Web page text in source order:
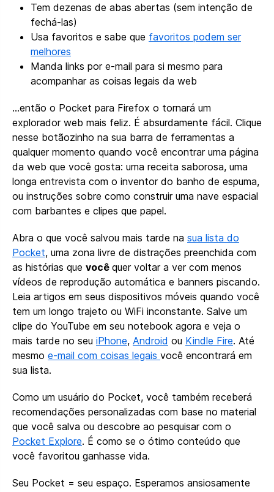
Tem dezenas de abas abertas (sem intenção de
fechá-las)
Usa favoritos e sabe que favoritos podem ser
melhores
Manda links por e-mail para si mesmo para
acompanhar as coisas legais da web
…então o Pocket para Firefox o tornará um
explorador web mais feliz. É absurdamente fácil. Clique
nesse botãozinho na sua barra de ferramentas a
qualquer momento quando você encontrar uma página
da web que você gosta: uma receita saborosa, uma
longa entrevista com o inventor do banho de espuma,
ou instruções sobre como construir uma nave espacial
com barbantes e clipes que papel.
Abra o que você salvou mais tarde na sua lista do
Pocket, uma zona livre de distrações preenchida com
as histórias que você quer voltar a ver com menos
vídeos de reprodução automática e banners piscando.
Leia artigos em seus dispositivos móveis quando você
tem um longo trajeto ou WiFi inconstante. Salve um
clipe do YouTube em seu notebook agora e veja o
mais tarde no seu iPhone, Android ou Kindle Fire. Até
mesmo e-mail com coisas legais você encontrará em
sua lista.
Como um usuário do Pocket, você também receberá
recomendações personalizadas com base no material
que você salva ou descobre ao pesquisar com o
Pocket Explore. É como se o ótimo conteúdo que
você favoritou ganhasse vida.
Seu Pocket = seu espaço. Esperamos ansiosamente